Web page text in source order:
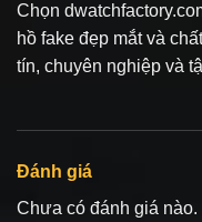
Chọn
hồ fake đẹp mắt và
tín, chuyên nghiệp và
Đánh giá
Chưa có đánh giá nào.